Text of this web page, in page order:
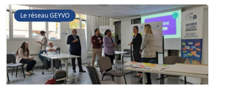
Le réseau GEYVO